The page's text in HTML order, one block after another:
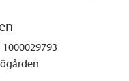
och tält
1000029793